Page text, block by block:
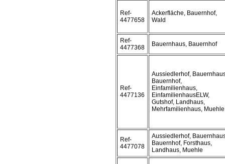
Ref-
4477658
Ackerfläche, Bauernhof,
Wald
Ref-
4477368
Bauernhaus, Bauernhof
Ref-
4477136
Aussiedlerhof,
Bauernhof,
Einfamilienhaus,
EinfamilienhausELW,
Gutshof, Landhaus,
Mehrfamilienhaus, Muehle
Ref-
4477078
Aussiedlerhof,
Bauernhof, Forsthaus,
Landhaus, Muehle